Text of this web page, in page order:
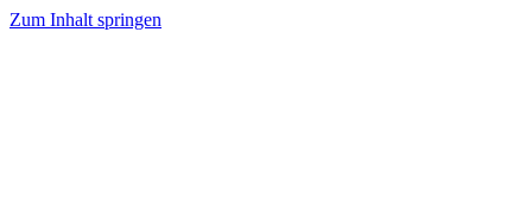
Zum Inhalt springen